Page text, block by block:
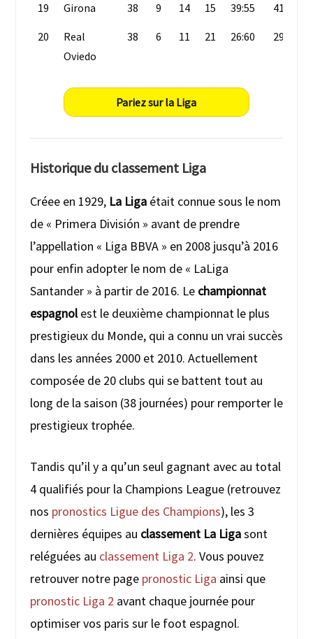
19 Girona 38 9 14 15 39:55 41
20
Real
Oviedo
38 6 11 21 26:60 29
Pariez sur la Liga
Historique du classement Liga
Créee en 1929, La Ligaétait connue sous le nom
de « Primera División » avant de prendre
l’appellation « Liga BBVA » en 2008 jusqu’à 2016
pour enfin adopter le nom de « LaLiga
Santander » à partir de 2016. Le championnat
espagnolest le deuxième championnat le plus
prestigieux du Monde, qui a connu un vrai succès
dans les années 2000 et 2010. Actuellement
composée de 20 clubs qui se battent tout au
long de la saison (38 journées) pour remporter le
prestigieux trophée.
Tandis qu’il y a qu’un seul gagnant avec au total
4 qualifiés pour la Champions League (retrouvez
nos pronostics Ligue des Champions), les 3
dernières équipes au classement La Ligasont
reléguées au classement Liga 2. Vous pouvez
retrouver notre page pronostic Liga ainsi que
pronostic Liga 2 avant chaque journée pour
optimiser vos paris sur le foot espagnol.